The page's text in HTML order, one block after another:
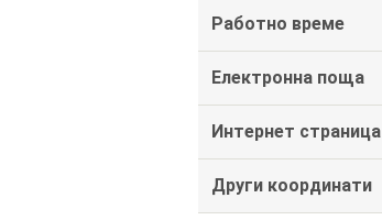
Работно време
Електронна поща
Интернет страница
Други координати